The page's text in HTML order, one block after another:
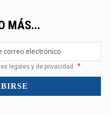
MÁS...
legales y de privacidad *